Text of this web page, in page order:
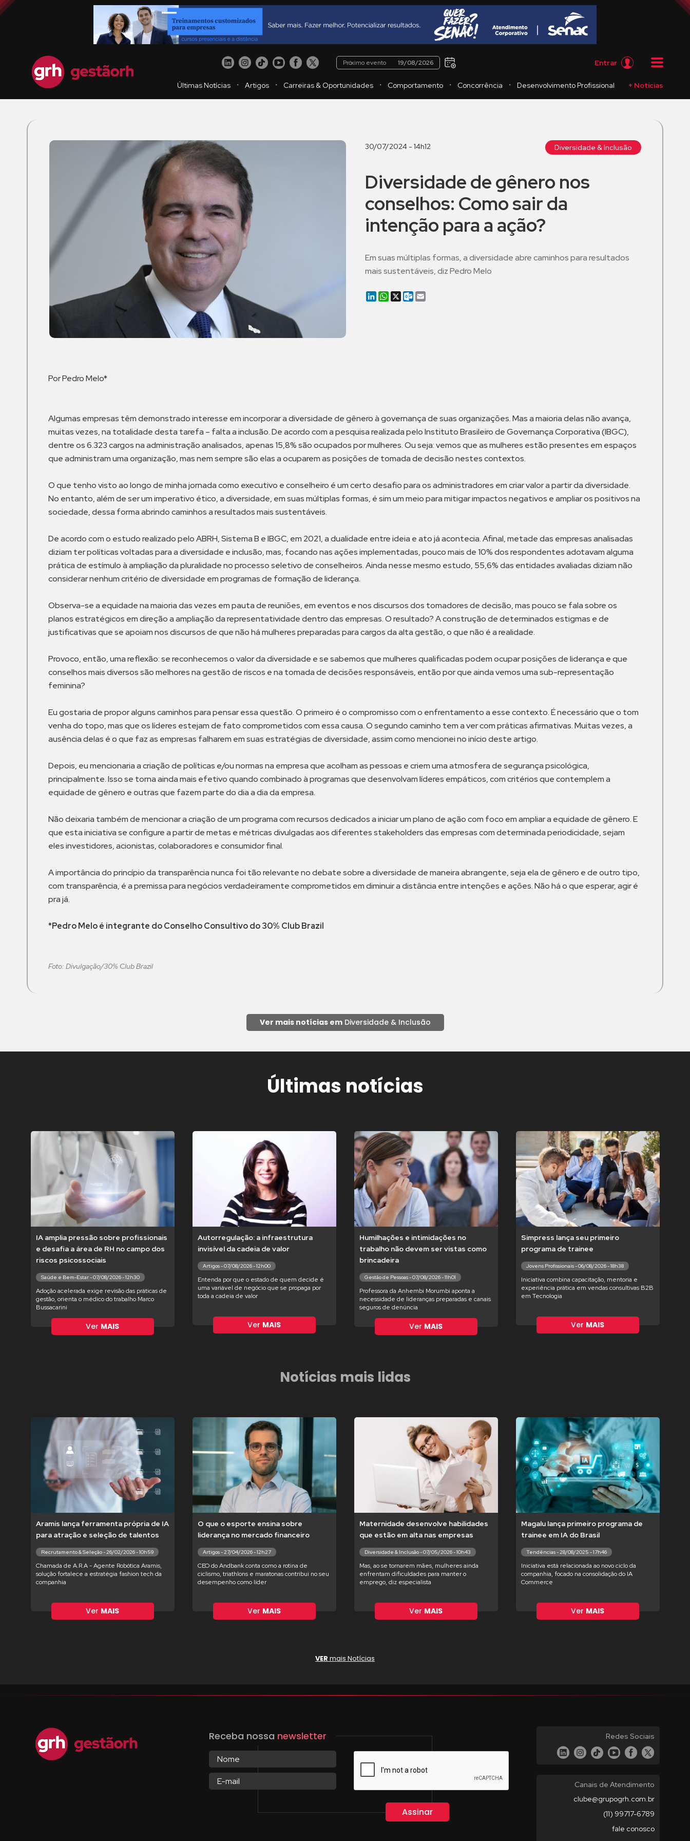
Próximo evento 19/08/2026 Entrar
Últimas Notícias ・ Artigos ・ Carreiras & Oportunidades ・ Comportamento ・ Concorrência ・ Desenvolvimento Profissional + Notícias
30/07/2024 - 14h12 Diversidade & Inclusão
Diversidade de gênero nos
conselhos: Como sair da
intenção para a ação?
Em suas múltiplas formas, a diversidade abre caminhos para resultados
mais sustentáveis, diz Pedro Melo
LinkedIn
WhatsApp
X Outlook.com
Email
Por Pedro Melo*
Algumas empresas têm demonstrado interesse em incorporar a diversidade de gênero à governança de suas organizações. Mas a maioria delas não avança,
muitas vezes, na totalidade desta tarefa – falta a inclusão. De acordo com a pesquisa realizada pelo Instituto Brasileiro de Governança Corporativa (IBGC),
dentre os 6.323 cargos na administração analisados, apenas 15,8% são ocupados por mulheres. Ou seja: vemos que as mulheres estão presentes em espaços
que administram uma organização, mas nem sempre são elas a ocuparem as posições de tomada de decisão nestes contextos.
O que tenho visto ao longo de minha jornada como executivo e conselheiro é um certo desafio para os administradores em criar valor a partir da diversidade.
No entanto, além de ser um imperativo ético, a diversidade, em suas múltiplas formas, é sim um meio para mitigar impactos negativos e ampliar os positivos na
sociedade, dessa forma abrindo caminhos a resultados mais sustentáveis.
De acordo com o estudo realizado pelo ABRH, Sistema B e IBGC, em 2021, a dualidade entre ideia e ato já acontecia. Afinal, metade das empresas analisadas
diziam ter políticas voltadas para a diversidade e inclusão, mas, focando nas ações implementadas, pouco mais de 10% dos respondentes adotavam alguma
prática de estímulo à ampliação da pluralidade no processo seletivo de conselheiros. Ainda nesse mesmo estudo, 55,6% das entidades avaliadas diziam não
considerar nenhum critério de diversidade em programas de formação de liderança.
Observa-se a equidade na maioria das vezes em pauta de reuniões, em eventos e nos discursos dos tomadores de decisão, mas pouco se fala sobre os
planos estratégicos em direção a ampliação da representatividade dentro das empresas. O resultado? A construção de determinados estigmas e de
justificativas que se apoiam nos discursos de que não há mulheres preparadas para cargos da alta gestão, o que não é a realidade.
Provoco, então, uma reflexão: se reconhecemos o valor da diversidade e se sabemos que mulheres qualificadas podem ocupar posições de liderança e que
conselhos mais diversos são melhores na gestão de riscos e na tomada de decisões responsáveis, então por que ainda vemos uma sub-representação
feminina?
Eu gostaria de propor alguns caminhos para pensar essa questão. O primeiro é o compromisso com o enfrentamento a esse contexto. É necessário que o tom
venha do topo, mas que os líderes estejam de fato comprometidos com essa causa. O segundo caminho tem a ver com práticas afirmativas. Muitas vezes, a
ausência delas é o que faz as empresas falharem em suas estratégias de diversidade, assim como mencionei no início deste artigo.
Depois, eu mencionaria a criação de políticas e/ou normas na empresa que acolham as pessoas e criem uma atmosfera de segurança psicológica,
principalmente. Isso se torna ainda mais efetivo quando combinado à programas que desenvolvam líderes empáticos, com critérios que contemplem a
equidade de gênero e outras que fazem parte do dia a dia da empresa.
Não deixaria também de mencionar a criação de um programa com recursos dedicados a iniciar um plano de ação com foco em ampliar a equidade de gênero. E
que esta iniciativa se configure a partir de metas e métricas divulgadas aos diferentes stakeholders das empresas com determinada periodicidade, sejam
eles investidores, acionistas, colaboradores e consumidor final.
A importância do princípio da transparência nunca foi tão relevante no debate sobre a diversidade de maneira abrangente, seja ela de gênero e de outro tipo,
com transparência, é a premissa para negócios verdadeiramente comprometidos em diminuir a distância entre intenções e ações. Não há o que esperar, agir é
pra já.
*Pedro Melo é integrante do Conselho Consultivo do 30% Club Brazil
Foto: Divulgação/30% Club Brazil
Ver mais notícias emDiversidade & Inclusão
Últimas notícias
IA amplia pressão sobre profissionais
e desafia a área de RH no campo dos
riscos psicossociais
Saúde e Bem-Estar - 07/08/2026 - 12h30
Adoção acelerada exige revisão das práticas de
gestão, orienta o médico do trabalho Marco
Bussacarini
Ver MAIS
Autorregulação: a infraestrutura
invisível da cadeia de valor
Artigos - 07/08/2026 - 12h00
Entenda por que o estado de quem decide é
uma variável de negócio que se propaga por
toda a cadeia de valor
Ver MAIS
Humilhações e intimidações no
trabalho não devem ser vistas como
brincadeira
Gestão de Pessoas - 07/08/2026 - 11h01
Professora da Anhembi Morumbi aponta a
necessidade de lideranças preparadas e canais
seguros de denúncia
Ver MAIS
Simpress lança seu primeiro
programa de trainee
Jovens Profissionais - 06/08/2026 - 18h38
Iniciativa combina capacitação, mentoria e
experiência prática em vendas consultivas B2B
em Tecnologia
Ver MAIS
Notícias mais lidas
Aramis lança ferramenta própria de IA
para atração e seleção de talentos
Recrutamento & Seleção - 26/02/2026 - 10h59
Chamada de A.R.A - Agente Robótica Aramis,
solução fortalece a estratégia fashion tech da
companhia
Ver MAIS
O que o esporte ensina sobre
liderança no mercado financeiro
Artigos - 27/04/2026 - 12h27
CEO do Andbank conta como a rotina de
ciclismo, triathlons e maratonas contribui no seu
desempenho como líder
Ver MAIS
Maternidade desenvolve habilidades
que estão em alta nas empresas
Diversidade & Inclusão - 07/05/2026 - 10h43
Mas, ao se tornarem mães, mulheres ainda
enfrentam dificuldades para manter o
emprego, diz especialista
Ver MAIS
Magalu lança primeiro programa de
trainee em IA do Brasil
Tendências - 28/08/2025 - 17h46
Iniciativa está relacionada ao novo ciclo da
companhia, focado na consolidação do IA
Commerce
Ver MAIS
VER mais Notícias
Receba nossa newsletter Redes Sociais
Canais de Atendimento
clube@grupogrh.com.br
(11) 99717-6789
fale conosco